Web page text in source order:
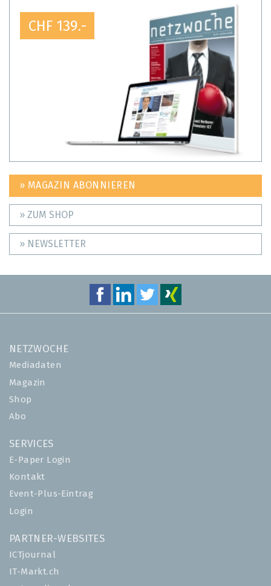
CHF 139.-
» MAGAZIN ABONNIEREN
» ZUM SHOP
» NEWSLETTER
NETZWOCHE
Mediadaten
Magazin
Shop
Abo
SERVICES
E-Paper Login
Kontakt
Event-Plus-Eintrag
Login
PARTNER-WEBSITES
ICTjournal
IT-Markt.ch